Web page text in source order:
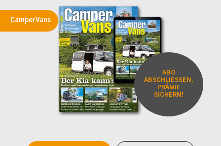
CamperVans
ABO
ABSCHLIESSEN,
PRÄMIE
SICHERN!